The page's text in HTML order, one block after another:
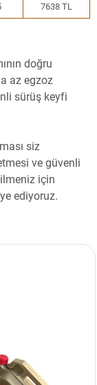
7638 TL
doğru
az egzoz
sürüş keyfi
siz
ve güvenli
için
ediyoruz.